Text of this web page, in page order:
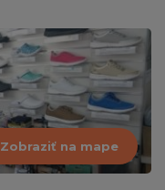
Zobraziť na mape